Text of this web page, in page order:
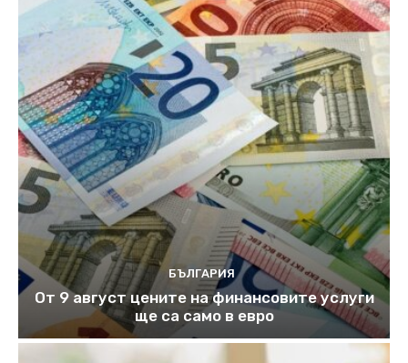
БЪЛГАРИЯ
От 9 август цените на финансовите услуги
ще са само в евро